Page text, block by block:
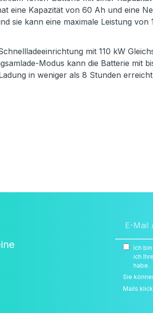
eine Kapazität von 60 Ah und eine
sie kann eine maximale Leistung
mit 110 kW
Modus kann die Batterie mit
in weniger als 8 Stunden
Ich
ich
habe.
Sie
Mails